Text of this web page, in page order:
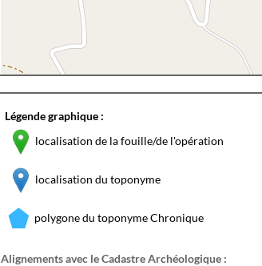
Légende graphique :
localisation de la fouille/de l'opération
localisation du toponyme
polygone du toponyme Chronique
Alignements avec le Cadastre Archéologique :